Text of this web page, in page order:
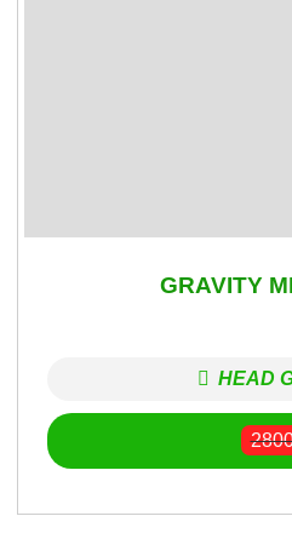
GRAVITY
HEAD